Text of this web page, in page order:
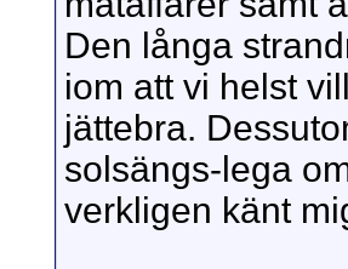
Den långa
iom att vi helst
jättebra.
solsängs-lega
verkligen känt